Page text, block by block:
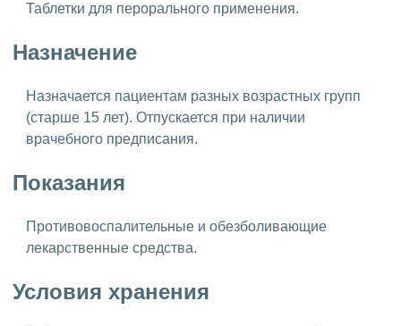
Таблетки для перорального применения.
Назначение
Назначается пациентам разных возрастных групп
(старше 15 лет). Отпускается при наличии
врачебного предписания.
Показания
Противовоспалительные и обезболивающие
лекарственные средства.
Условия хранения